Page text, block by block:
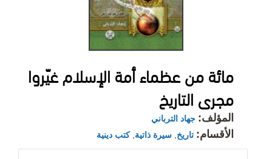
مائة من عظماء أمة الإسلام غيّروا
مجرى التاريخ
المؤلف: جهاد الترباني
الأقسام: تاريخ سيرة ذاتية ,كتب دينية